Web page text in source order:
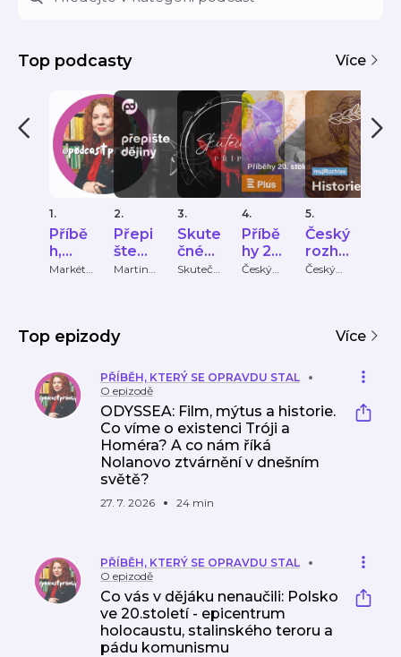
Top podcasty Více
1.
Příbě
h,
který
stal
Markéta
2.
Přepi
šte
dějiny
Martin
3.
Skute
čné
přípa
Skutečn
4.
Příbě
hy 20.
stolet
Český
5.
Český
rozhla
s -
Český
Top epizody Více
PŘÍBĚH, KTERÝ SE OPRAVDU STAL
O epizodě
ODYSSEA: Film, mýtus a historie.
Co víme o existenci Tróji a
Homéra? A co nám říká
Nolanovo ztvárnění v dnešním
světě?
27. 7. 2026 24 min
PŘÍBĚH, KTERÝ SE OPRAVDU STAL
O epizodě
Co vás v dějáku nenaučili: Polsko
ve 20.století - epicentrum
holocaustu, stalinského teroru a
pádu komunismu